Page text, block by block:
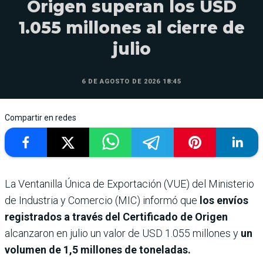
Origen superan los USD
1.055 millones al cierre de
julio
6 DE AGOSTO DE 2026 18:45
Compartir en redes
La Ventanilla Única de Exportación (VUE) del Ministerio
de Industria y Comercio (MIC) informó que los envíos
registrados a través del Certificado de Origen
alcanzaron en julio un valor de USD 1.055 millones y un
volumen de 1,5 millones de toneladas.